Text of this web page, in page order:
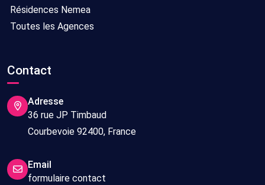
Résidences Nemea
Toutes les Agences
Contact
Adresse
36 rue JP Timbaud
Courbevoie 92400, France
Email
formulaire contact